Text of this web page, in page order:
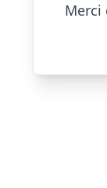
Merci